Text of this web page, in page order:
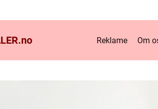
no Reklame Om